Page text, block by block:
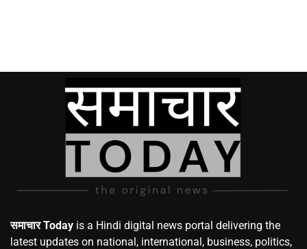
समाचार Today is a Hindi digital news portal delivering the
latest updates on national, international, business, politics,